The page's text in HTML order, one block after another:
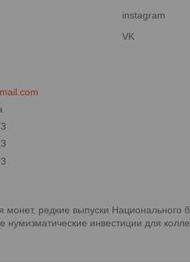
instagram
VK
редкие выпуски Национального
инвестиции для